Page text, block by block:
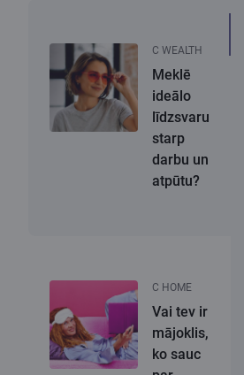
C WEALTH
Meklē
ideālo
līdzsvaru
starp
darbu un
atpūtu?
C HOME
Vai tev ir
mājoklis,
ko sauc